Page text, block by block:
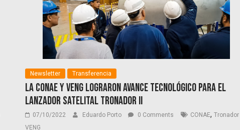
Newsletter Transferencia
La CONAE y VENG lograron avance tecnológico para el
lanzador satelital Tronador II
07/10/2022 Eduardo Porto 0 Comments CONAE, Tronador
VENG